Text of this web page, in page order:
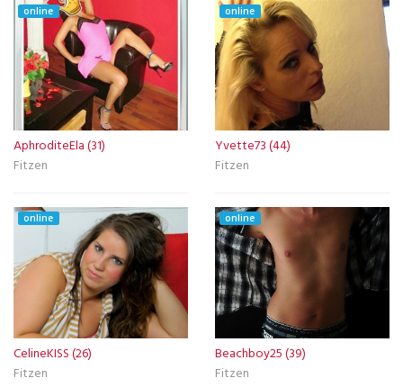
online
AphroditeEla (31)
Fitzen
online
Yvette73 (44)
Fitzen
online
CelineKISS (26)
Fitzen
online
Beachboy25 (39)
Fitzen